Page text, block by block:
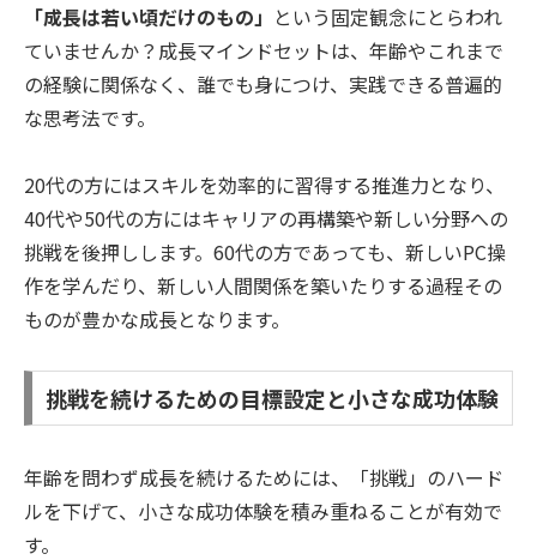
「成長は若い頃だけのもの」 という固定観念にとらわれ
ていませんか？成長マインドセットは、年齢やこれまで
の経験に関係なく、誰でも身につけ、実践できる普遍的
な思考法です。
20代の方にはスキルを効率的に習得する推進力となり、
40代や50代の方にはキャリアの再構築や新しい分野への
挑戦を後押しします。60代の方であっても、新しいPC操
作を学んだり、新しい人間関係を築いたりする過程その
ものが豊かな成長となります。
挑戦を続けるための目標設定と小さな成功体験
年齢を問わず成長を続けるためには、「挑戦」のハード
ルを下げて、小さな成功体験を積み重ねることが有効で
す。